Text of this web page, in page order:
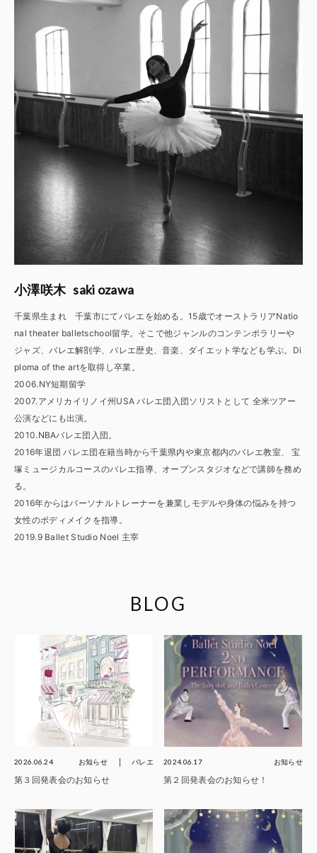
小澤咲木 saki ozawa
千葉県生まれ 千葉市にてバレエを始める。15歳でオーストラリアNatio
nal theater balletschool留学。そこで他ジャンルのコンテンポラリーや
ジャズ、バレエ解剖学、バレエ歴史、音楽、ダイエット学なども学ぶ。Di
ploma of the artを取得し卒業。
2006.NY短期留学
2007.アメリカイリノイ州USA バレエ団入団ソリストとして 全米ツアー
公演などにも出演。
2010.NBAバレエ団入団。
2016年退団 バレエ団在籍当時から千葉県内や東京都内のバレエ教室、 宝
塚ミュージカルコースのバレエ指導、オープンスタジオなどで講師を務め
る。
2016年からはパーソナルトレーナーを兼業しモデルや身体の悩みを持つ
女性のボディメイクを指導。
2019.9 Ballet Studio Noel 主宰
BLOG
2026.06.24 お知らせ バレエ
第３回発表会のお知らせ
2024.06.17 お知らせ
第２回発表会のお知らせ！